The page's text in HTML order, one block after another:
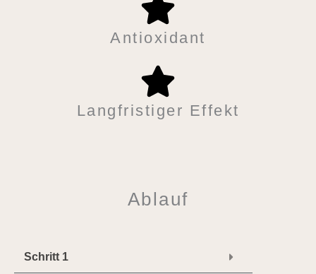
Antioxidant
Langfristiger Effekt
Ablauf
Schritt 1